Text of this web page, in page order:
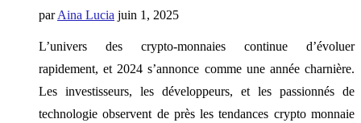
parAina Lucia juin 1, 2025
L’univers des crypto-monnaies continue d’évoluer
rapidement, et 2024 s’annonce comme une année charnière.
Les investisseurs, les développeurs, et les passionnés de
technologie observent de près les tendances crypto monnaie